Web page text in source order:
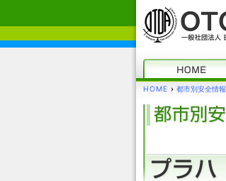
HOME › 都市別安全情報